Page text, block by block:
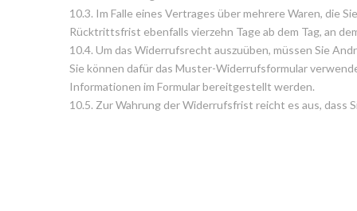
10.3. Im Falle eines Vertrages über mehrere Waren, die
Rücktrittsfrist ebenfalls vierzehn Tage ab dem Tag, an
10.4. Um das Widerrufsrecht auszuüben, müssen Sie
Sie können dafür das Muster-Widerrufsformular
Informationen im Formular bereitgestellt werden.
10.5. Zur Wahrung der Widerrufsfrist reicht es aus,